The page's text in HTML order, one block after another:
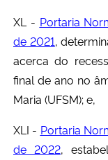
XL - Portaria
de 2021,
acerca do
final de ano no
Maria (UFSM); e,
XLI - Portaria
de 2022,